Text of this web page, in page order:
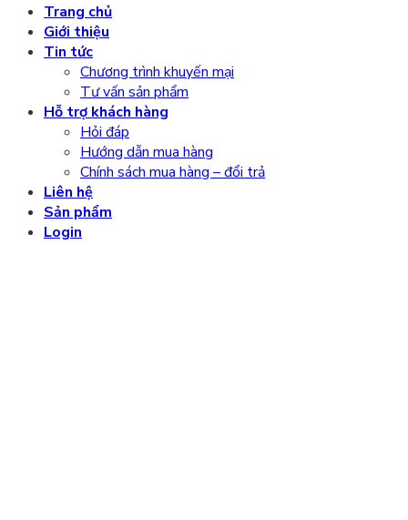
Trang chủ
Giới thiệu
Tin tức
Chương trình khuyến mại
Tư vấn sản phẩm
Hỗ trợ khách hàng
Hỏi đáp
Hướng dẫn mua hàng
Chính sách mua hàng – đổi trả
Liên hệ
Sản phẩm
Login